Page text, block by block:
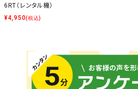
6RT（レンタル機）
¥4,950(税込)